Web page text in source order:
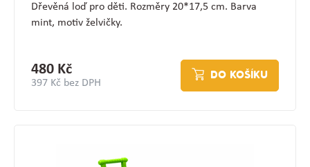
Dřevěná loď pro děti. Rozměry 20*17,5 cm. Barva
mint, motiv želvičky.
480 Kč
397 Kč bez DPH
DO KOŠÍKU